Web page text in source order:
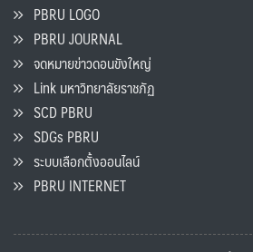
PBRU LOGO
PBRU JOURNAL
จดหมายข่าวดอนขังใหญ่
Link มหาวิทยาลัยราชภัฏ
SCD PBRU
SDGs PBRU
ระบบเลือกตั้งออนไลน์
PBRU INTERNET